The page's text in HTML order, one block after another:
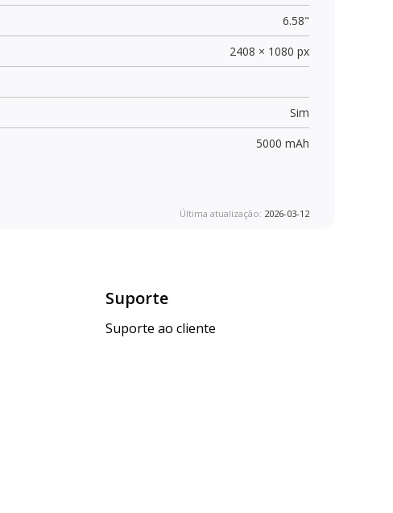
6.58"
2408 × 1080 px
Sim
5000 mAh
Última atualização: 2026-03-12
Suporte
Suporte ao cliente